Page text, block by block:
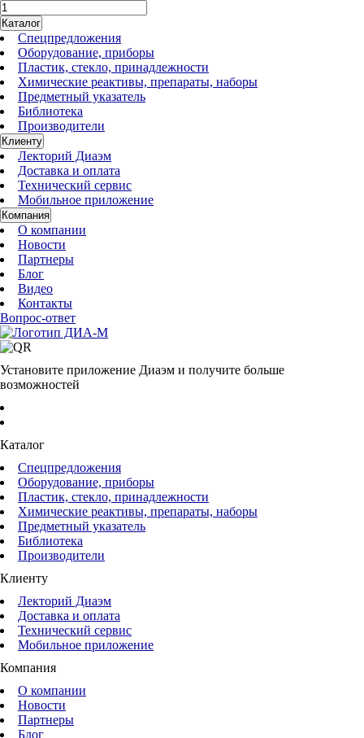
Каталог
Спецпредложения
Оборудование, приборы
Пластик, стекло, принадлежности
Химические реактивы, препараты, наборы
Предметный указатель
Библиотека
Производители
Клиенту
Лекторий Диаэм
Доставка и оплата
Технический сервис
Мобильное приложение
Компания
О компании
Новости
Партнеры
Блог
Видео
Контакты
Вопрос-ответ
Установите приложение Диаэм и получите больше
возможностей
Каталог
Спецпредложения
Оборудование, приборы
Пластик, стекло, принадлежности
Химические реактивы, препараты, наборы
Предметный указатель
Библиотека
Производители
Клиенту
Лекторий Диаэм
Доставка и оплата
Технический сервис
Мобильное приложение
Компания
О компании
Новости
Партнеры
Блог